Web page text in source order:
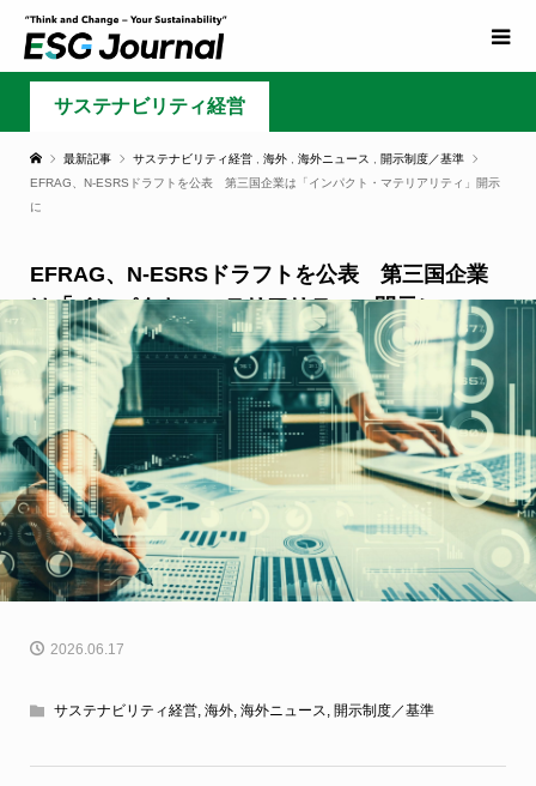
サステナビリティ経営
最新記事 サステナビリティ経営 海外 海外ニュース
開示制度／基準
EFRAG、N-ESRSドラフトを公表 第三国企業は「インパクト・マテリアリティ」開示
に
EFRAG、N-ESRSドラフトを公表 第三国企業
は「インパクト・マテリアリティ」開示に
2026.06.17
サステナビリティ経営, 海外, 海外ニュース, 開示制度／基準